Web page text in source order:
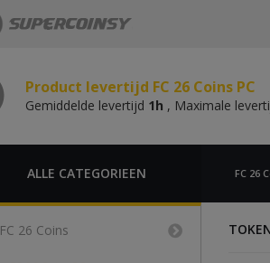
Product levertijd FC 26 Coins PC
Gemiddelde levertijd 1h , Maximale
ALLE CATEGORIEEN
FC 26
FC 26 Coins